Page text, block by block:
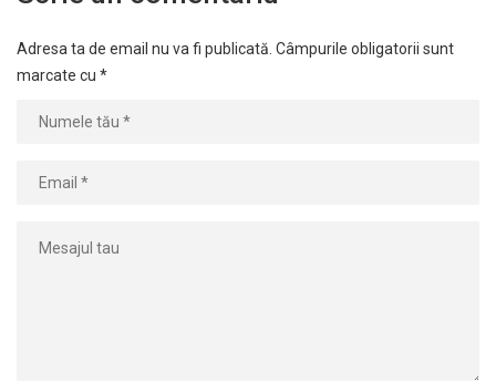
Adresa ta de email nu va fi publicată. Câmpurile obligatorii sunt
marcate cu *